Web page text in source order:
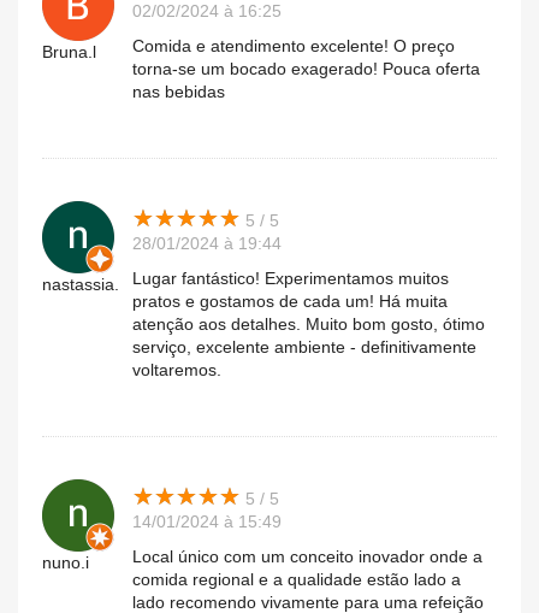
Bruna.l
02/02/2024 à 16:25
Comida e atendimento excelente! O preço
torna-se um bocado exagerado! Pouca oferta
nas bebidas
nastassia.
★★★★★
★★★★★ 5 / 5
28/01/2024 à 19:44
Lugar fantástico! Experimentamos muitos
pratos e gostamos de cada um! Há muita
atenção aos detalhes. Muito bom gosto, ótimo
serviço, excelente ambiente - definitivamente
voltaremos.
nuno.i
★★★★★
★★★★★ 5 / 5
14/01/2024 à 15:49
Local único com um conceito inovador onde a
comida regional e a qualidade estão lado a
lado recomendo vivamente para uma refeição